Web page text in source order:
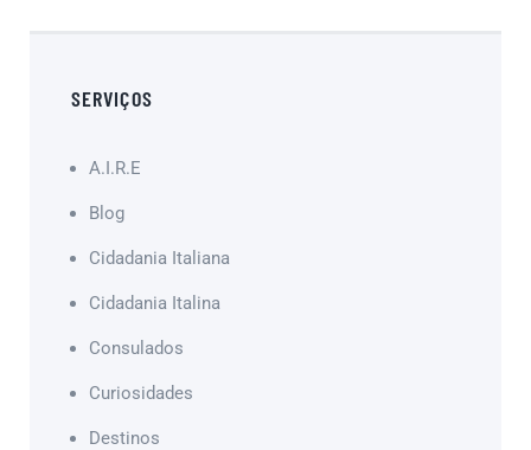
SERVIÇOS
A.I.R.E
Blog
Cidadania Italiana
Cidadania Italina
Consulados
Curiosidades
Destinos